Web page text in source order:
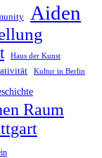
Aiden
Haus der Kunst
Kultur in Berlin
Raum